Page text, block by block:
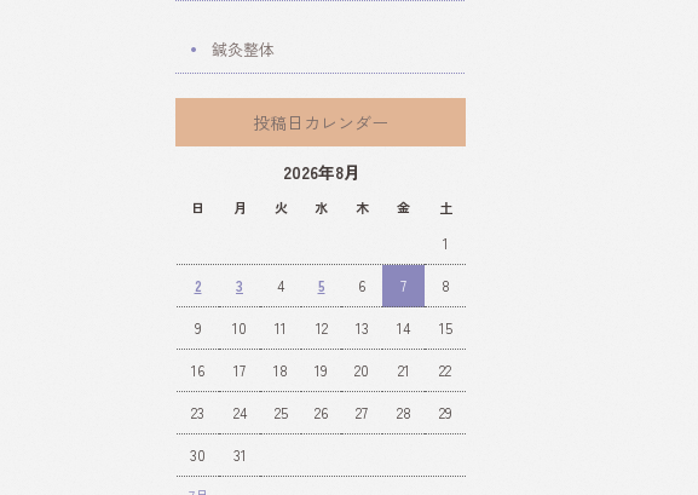
鍼灸整体
投稿日カレンダー
2026年8月
日 月 火 水 木 金 土
1
2 3 4 5 6 7 8
9 10 11 12 13 14 15
16 17 18 19 20 21 22
23 24 25 26 27 28 29
30 31